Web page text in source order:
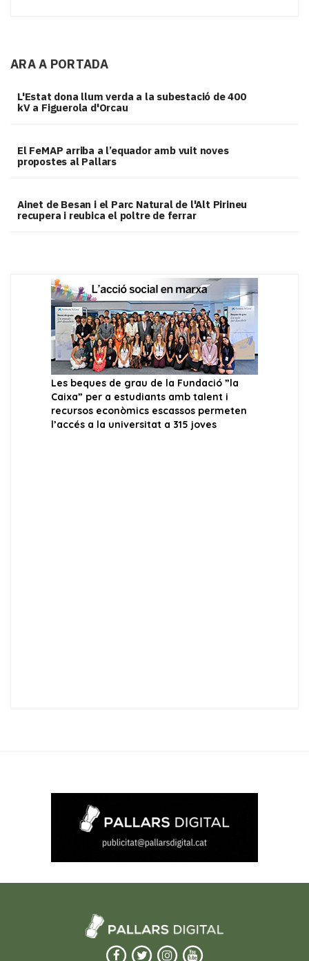
ARA A PORTADA
L'Estat dona llum verda a la subestació de 400
kV a Figuerola d'Orcau
El FeMAP arriba a l’equador amb vuit noves
propostes al Pallars
Ainet de Besan i el Parc Natural de l'Alt Pirineu
recupera i reubica el poltre de ferrar